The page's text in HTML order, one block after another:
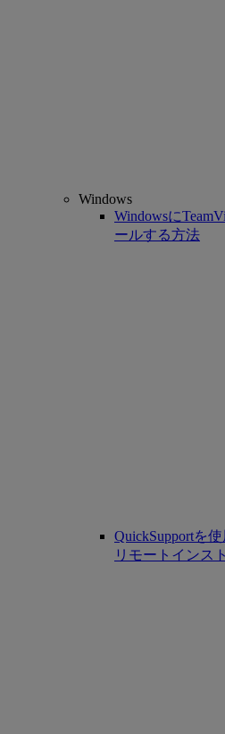
Windows
Windowsに
ールする方法
QuickSupportを
リモートインス